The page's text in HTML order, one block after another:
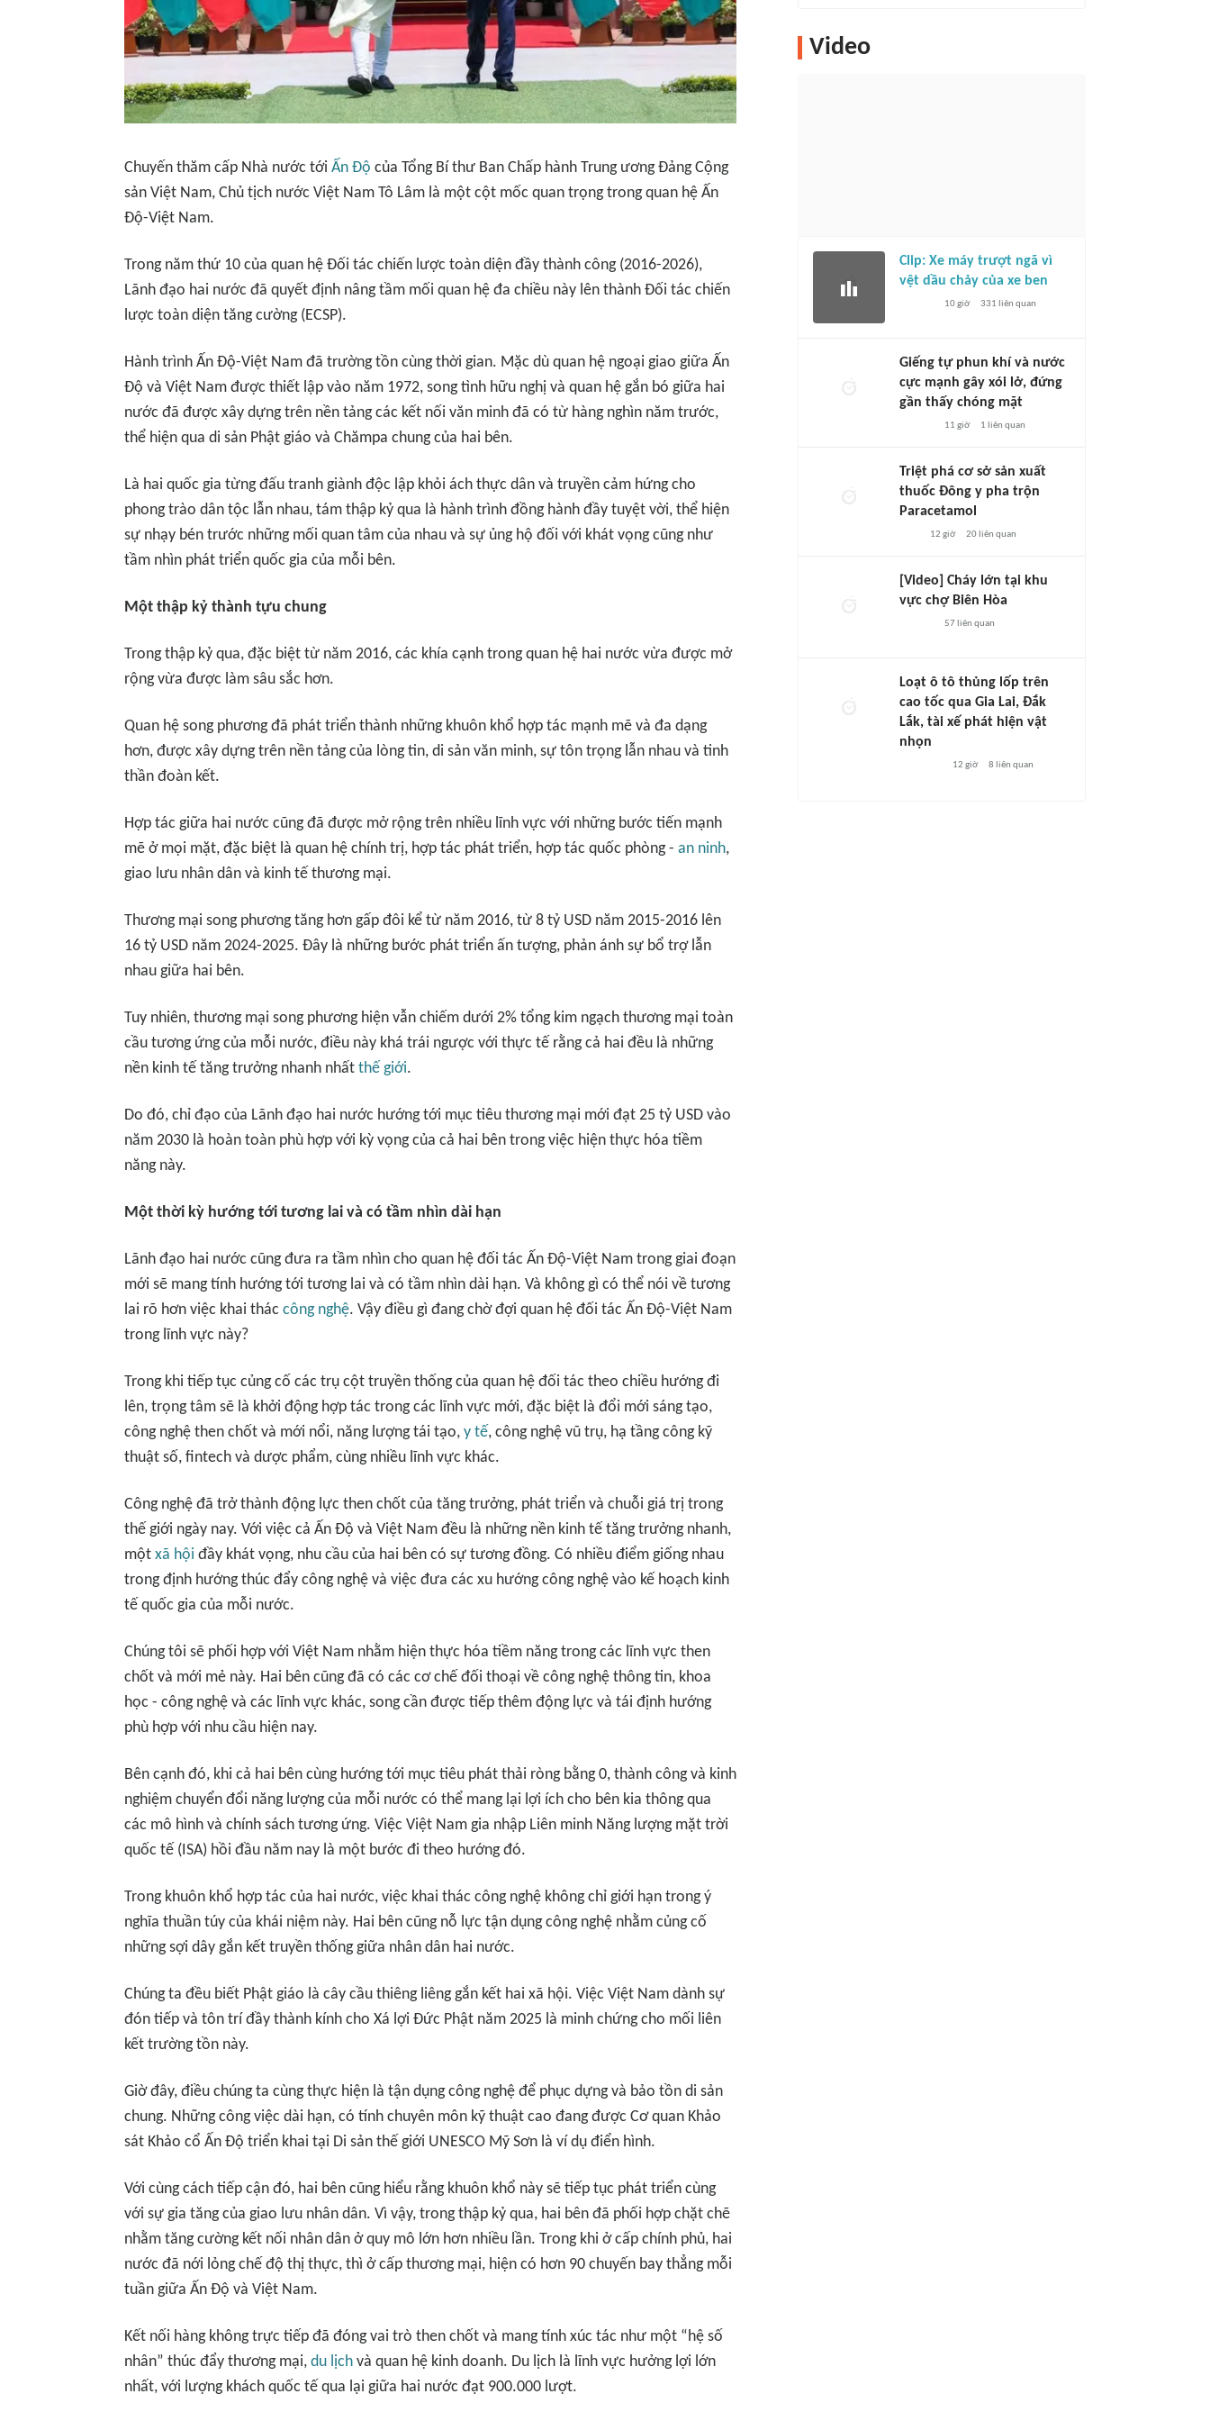
Chuyến thăm cấp Nhà nước tới Ấn Độ của Tổng Bí thư Ban Chấp hành Trung ương Đảng Cộng
sản Việt Nam, Chủ tịch nước Việt Nam Tô Lâm là một cột mốc quan trọng trong quan hệ Ấn
Độ-Việt Nam.
Trong năm thứ 10 của quan hệ Đối tác chiến lược toàn diện đầy thành công (2016-2026),
Lãnh đạo hai nước đã quyết định nâng tầm mối quan hệ đa chiều này lên thành Đối tác chiến
lược toàn diện tăng cường (ECSP).
Hành trình Ấn Độ-Việt Nam đã trường tồn cùng thời gian. Mặc dù quan hệ ngoại giao giữa Ấn
Độ và Việt Nam được thiết lập vào năm 1972, song tình hữu nghị và quan hệ gắn bó giữa hai
nước đã được xây dựng trên nền tảng các kết nối văn minh đã có từ hàng nghìn năm trước,
thể hiện qua di sản Phật giáo và Chămpa chung của hai bên.
Là hai quốc gia từng đấu tranh giành độc lập khỏi ách thực dân và truyền cảm hứng cho
phong trào dân tộc lẫn nhau, tám thập kỷ qua là hành trình đồng hành đầy tuyệt vời, thể hiện
sự nhạy bén trước những mối quan tâm của nhau và sự ủng hộ đối với khát vọng cũng như
tầm nhìn phát triển quốc gia của mỗi bên.
Một thập kỷ thành tựu chung
Trong thập kỷ qua, đặc biệt từ năm 2016, các khía cạnh trong quan hệ hai nước vừa được mở
rộng vừa được làm sâu sắc hơn.
Quan hệ song phương đã phát triển thành những khuôn khổ hợp tác mạnh mẽ và đa dạng
hơn, được xây dựng trên nền tảng của lòng tin, di sản văn minh, sự tôn trọng lẫn nhau và tinh
thần đoàn kết.
Hợp tác giữa hai nước cũng đã được mở rộng trên nhiều lĩnh vực với những bước tiến mạnh
mẽ ở mọi mặt, đặc biệt là quan hệ chính trị, hợp tác phát triển, hợp tác quốc phòng - an ninh,
giao lưu nhân dân và kinh tế thương mại.
Thương mại song phương tăng hơn gấp đôi kể từ năm 2016, từ 8 tỷ USD năm 2015-2016 lên
16 tỷ USD năm 2024-2025. Đây là những bước phát triển ấn tượng, phản ánh sự bổ trợ lẫn
nhau giữa hai bên.
Tuy nhiên, thương mại song phương hiện vẫn chiếm dưới 2% tổng kim ngạch thương mại toàn
cầu tương ứng của mỗi nước, điều này khá trái ngược với thực tế rằng cả hai đều là những
nền kinh tế tăng trưởng nhanh nhất thế giới.
Do đó, chỉ đạo của Lãnh đạo hai nước hướng tới mục tiêu thương mại mới đạt 25 tỷ USD vào
năm 2030 là hoàn toàn phù hợp với kỳ vọng của cả hai bên trong việc hiện thực hóa tiềm
năng này.
Một thời kỳ hướng tới tương lai và có tầm nhìn dài hạn
Lãnh đạo hai nước cũng đưa ra tầm nhìn cho quan hệ đối tác Ấn Độ-Việt Nam trong giai đoạn
mới sẽ mang tính hướng tới tương lai và có tầm nhìn dài hạn. Và không gì có thể nói về tương
lai rõ hơn việc khai thác công nghệ. Vậy điều gì đang chờ đợi quan hệ đối tác Ấn Độ-Việt Nam
trong lĩnh vực này?
Trong khi tiếp tục củng cố các trụ cột truyền thống của quan hệ đối tác theo chiều hướng đi
lên, trọng tâm sẽ là khởi động hợp tác trong các lĩnh vực mới, đặc biệt là đổi mới sáng tạo,
công nghệ then chốt và mới nổi, năng lượng tái tạo, y tế, công nghệ vũ trụ, hạ tầng công kỹ
thuật số, fintech và dược phẩm, cùng nhiều lĩnh vực khác.
Công nghệ đã trở thành động lực then chốt của tăng trưởng, phát triển và chuỗi giá trị trong
thế giới ngày nay. Với việc cả Ấn Độ và Việt Nam đều là những nền kinh tế tăng trưởng nhanh,
một xã hội đầy khát vọng, nhu cầu của hai bên có sự tương đồng. Có nhiều điểm giống nhau
trong định hướng thúc đẩy công nghệ và việc đưa các xu hướng công nghệ vào kế hoạch kinh
tế quốc gia của mỗi nước.
Chúng tôi sẽ phối hợp với Việt Nam nhằm hiện thực hóa tiềm năng trong các lĩnh vực then
chốt và mới mẻ này. Hai bên cũng đã có các cơ chế đối thoại về công nghệ thông tin, khoa
học - công nghệ và các lĩnh vực khác, song cần được tiếp thêm động lực và tái định hướng
phù hợp với nhu cầu hiện nay.
Bên cạnh đó, khi cả hai bên cùng hướng tới mục tiêu phát thải ròng bằng 0, thành công và kinh
nghiệm chuyển đổi năng lượng của mỗi nước có thể mang lại lợi ích cho bên kia thông qua
các mô hình và chính sách tương ứng. Việc Việt Nam gia nhập Liên minh Năng lượng mặt trời
quốc tế (ISA) hồi đầu năm nay là một bước đi theo hướng đó.
Trong khuôn khổ hợp tác của hai nước, việc khai thác công nghệ không chỉ giới hạn trong ý
nghĩa thuần túy của khái niệm này. Hai bên cũng nỗ lực tận dụng công nghệ nhằm củng cố
những sợi dây gắn kết truyền thống giữa nhân dân hai nước.
Chúng ta đều biết Phật giáo là cây cầu thiêng liêng gắn kết hai xã hội. Việc Việt Nam dành sự
đón tiếp và tôn trí đầy thành kính cho Xá lợi Đức Phật năm 2025 là minh chứng cho mối liên
kết trường tồn này.
Giờ đây, điều chúng ta cùng thực hiện là tận dụng công nghệ để phục dựng và bảo tồn di sản
chung. Những công việc dài hạn, có tính chuyên môn kỹ thuật cao đang được Cơ quan Khảo
sát Khảo cổ Ấn Độ triển khai tại Di sản thế giới UNESCO Mỹ Sơn là ví dụ điển hình.
Với cùng cách tiếp cận đó, hai bên cũng hiểu rằng khuôn khổ này sẽ tiếp tục phát triển cùng
với sự gia tăng của giao lưu nhân dân. Vì vậy, trong thập kỷ qua, hai bên đã phối hợp chặt chẽ
nhằm tăng cường kết nối nhân dân ở quy mô lớn hơn nhiều lần. Trong khi ở cấp chính phủ, hai
nước đã nới lỏng chế độ thị thực, thì ở cấp thương mại, hiện có hơn 90 chuyến bay thẳng mỗi
tuần giữa Ấn Độ và Việt Nam.
Kết nối hàng không trực tiếp đã đóng vai trò then chốt và mang tính xúc tác như một “hệ số
nhân” thúc đẩy thương mại, du lịch và quan hệ kinh doanh. Du lịch là lĩnh vực hưởng lợi lớn
nhất, với lượng khách quốc tế qua lại giữa hai nước đạt 900.000 lượt.
Video
Clip: Xe máy trượt ngã vì
vệt dầu chảy của xe ben
10 giờ 331 liên quan
Giếng tự phun khí và nước
cực mạnh gây xói lở, đứng
gần thấy chóng mặt
11 giờ 1 liên quan
Triệt phá cơ sở sản xuất
thuốc Đông y pha trộn
Paracetamol
12 giờ 20liên quan
[Video] Cháy lớn tại khu
vực chợ Biên Hòa
57liên quan
Loạt ô tô thủng lốp trên
cao tốc qua Gia Lai, Đắk
Lắk, tài xế phát hiện vật
nhọn
12 giờ 8 liên quan